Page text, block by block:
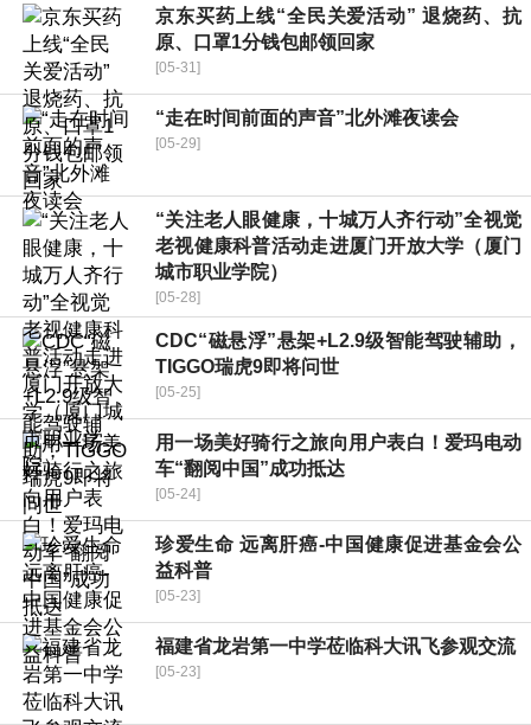
京东买药上线“全民关爱活动” 退烧药、抗
原、口罩1分钱包邮领回家
[05-31]
“走在时间前面的声音”北外滩夜读会
[05-29]
“关注老人眼健康，十城万人齐行动”全视觉
老视健康科普活动走进厦门开放大学（厦门
城市职业学院）
[05-28]
CDC“磁悬浮”悬架+L2.9级智能驾驶辅助，
TIGGO瑞虎9即将问世
[05-25]
用一场美好骑行之旅向用户表白！爱玛电动
车“翻阅中国”成功抵达
[05-24]
珍爱生命 远离肝癌-中国健康促进基金会公
益科普
[05-23]
福建省龙岩第一中学莅临科大讯飞参观交流
[05-23]